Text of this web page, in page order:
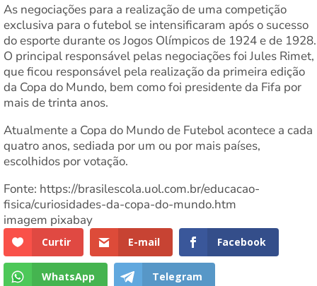
As negociações para a realização de uma competição
exclusiva para o futebol se intensificaram após o sucesso
do esporte durante os Jogos Olímpicos de 1924 e de 1928.
O principal responsável pelas negociações foi Jules Rimet,
que ficou responsável pela realização da primeira edição
da Copa do Mundo, bem como foi presidente da Fifa por
mais de trinta anos.
Atualmente a Copa do Mundo de Futebol acontece a cada
quatro anos, sediada por um ou por mais países,
escolhidos por votação.
Fonte: https://brasilescola.uol.com.br/educacao-
fisica/curiosidades-da-copa-do-mundo.htm
imagem pixabay
Curtir E-mail Facebook
WhatsApp Telegram